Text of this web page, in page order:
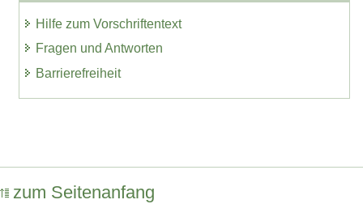
Hilfe zum Vorschriftentext
Fragen und Antworten
Barrierefreiheit
zum Seitenanfang